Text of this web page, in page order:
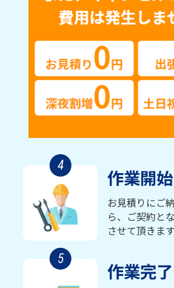
4
作業開始
お見積りにご
ら、ご契約と
させて頂きます
5
作業完了